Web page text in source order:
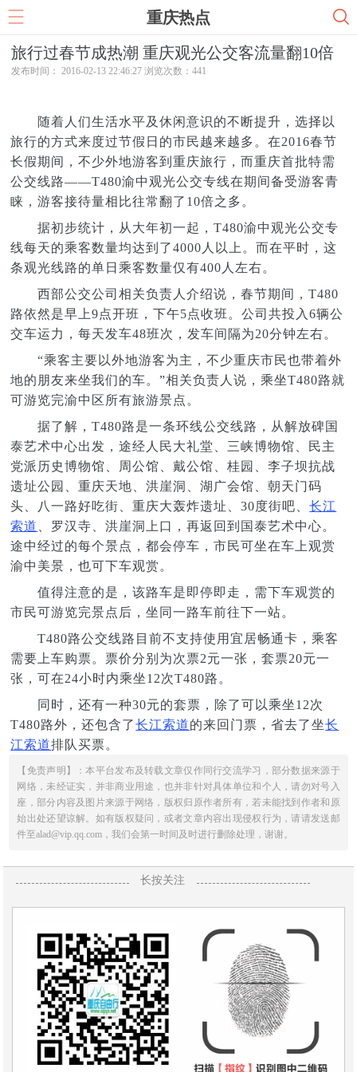
重庆热点
旅行过春节成热潮 重庆观光公交客流量翻10倍
发布时间： 2016-02-13 22:46:27 浏览次数：441
随着人们生活水平及休闲意识的不断提升，选择以
旅行的方式来度过节假日的市民越来越多。在2016春节
长假期间，不少外地游客到重庆旅行，而重庆首批特需
公交线路——T480渝中观光公交专线在期间备受游客青
睐，游客接待量相比往常翻了10倍之多。
据初步统计，从大年初一起，T480渝中观光公交专
线每天的乘客数量均达到了4000人以上。而在平时，这
条观光线路的单日乘客数量仅有400人左右。
西部公交公司相关负责人介绍说，春节期间，T480
路依然是早上9点开班，下午5点收班。公司共投入6辆公
交车运力，每天发车48班次，发车间隔为20分钟左右。
“乘客主要以外地游客为主，不少重庆市民也带着外
地的朋友来坐我们的车。”相关负责人说，乘坐T480路就
可游览完渝中区所有旅游景点。
据了解，T480路是一条环线公交线路，从解放碑国
泰艺术中心出发，途经人民大礼堂、三峡博物馆、民主
党派历史博物馆、周公馆、戴公馆、桂园、李子坝抗战
遗址公园、重庆天地、洪崖洞、湖广会馆、朝天门码
头、八一路好吃街、重庆大轰炸遗址、30度街吧、长江
索道
、罗汉寺、洪崖洞上口，再返回到国泰艺术中心。
途中经过的每个景点，都会停车，市民可坐在车上观赏
渝中美景，也可下车观赏。
值得注意的是，该路车是即停即走，需下车观赏的
市民可游览完景点后，坐同一路车前往下一站。
T480路公交线路目前不支持使用宜居畅通卡，乘客
需要上车购票。票价分别为次票2元一张，套票20元一
张，可在24小时内乘坐12次T480路。
同时，还有一种30元的套票，除了可以乘坐12次
T480路外，还包含了长江索道的来回门票，省去了坐长
江索道排队买票。
【免责声明】：本平台发布及转载文章仅作同行交流学习，部分数据来源于
网络，未经证实，并非商业用途，也并非针对具体单位和个人，请勿对号入
座，部分内容及图片来源于网络，版权归原作者所有，若未能找到作者和原
始出处还望谅解。如有版权疑问，或者文章内容出现侵权行为，请请发送邮
件至alad@vip.qq.com，我们会第一时间及时进行删除处理，谢谢。
长按关注